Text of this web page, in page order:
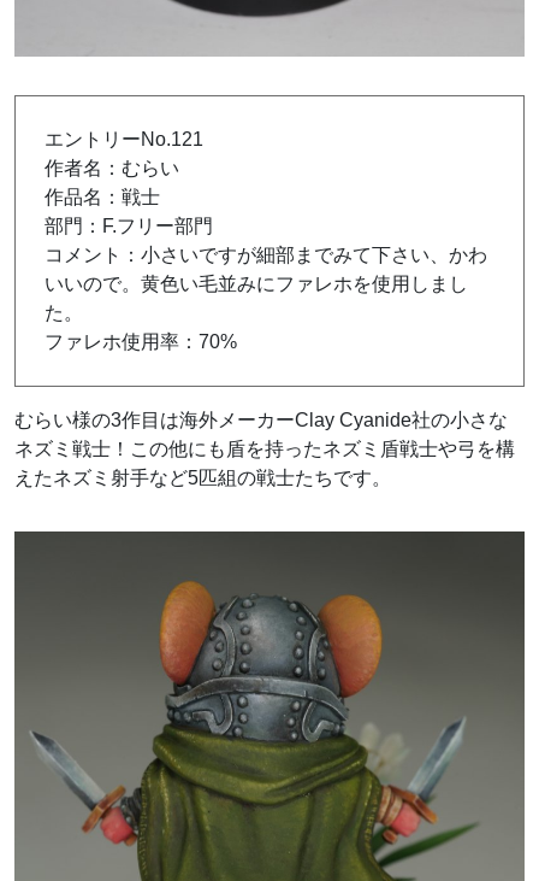
エントリーNo.121
作者名：むらい
作品名：戦士
部門：F.フリー部門
コメント：小さいですが細部までみて下さい、かわ
いいので。黄色い毛並みにファレホを使用しまし
た。
ファレホ使用率：70%
むらい様の3作目は海外メーカーClay Cyanide社の小さな
ネズミ戦士！この他にも盾を持ったネズミ盾戦士や弓を構
えたネズミ射手など5匹組の戦士たちです。